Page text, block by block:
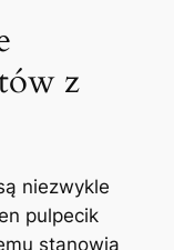
z
niezwykle
pulpecik
stanowią